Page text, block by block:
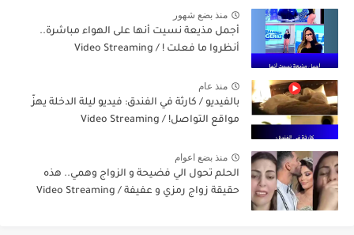
منذ بضع شهور
أجمل مذيعة نسيت أنها على الهواء مباشرة..
أنظروا ما فعلت ! / Video Streaming
منذ عام
بالفيديو / كارثة في الفندق: فيديو ليلة الدخلة يهزّ
مواقع التواصل! / Video Streaming
منذ بضع اعوام
الحلم تحول الي فضيحة و الزواج وهمي.. هذه
حقيقة زواج رمزي و عفيفة / Video Streaming